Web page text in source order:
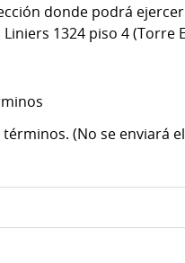
donde podrá
1324 piso 4 (Torre
(No se enviará